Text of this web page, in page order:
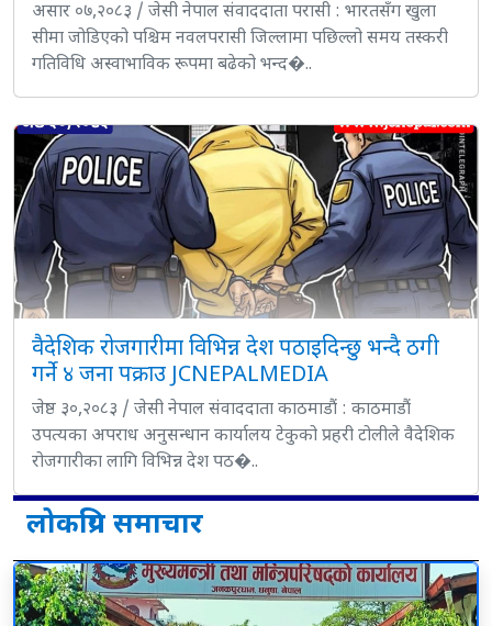
असार ०७,२०८३ / जेसी नेपाल संवाददाता परासी : भारतसँग खुला
सीमा जोडिएको पश्चिम नवलपरासी जिल्लामा पछिल्लो समय तस्करी
गतिविधि अस्वाभाविक रूपमा बढेको भन्द�..
वैदेशिक रोजगारीमा विभिन्न देश पठाइदिन्छु भन्दै ठगी
गर्ने ४ जना पक्राउ JCNEPALMEDIA
जेष्ठ ३०,२०८३ / जेसी नेपाल संवाददाता काठमाडौं : काठमाडौं
उपत्यका अपराध अनुसन्धान कार्यालय टेकुको प्रहरी टोलीले वैदेशिक
रोजगारीका लागि विभिन्न देश पठ�..
लोकप्रिय समाचार